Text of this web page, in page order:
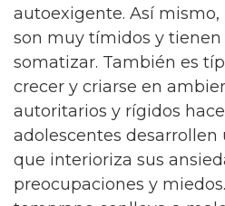
autoexigente. Así
son muy tímidos y tienen
somatizar. También es
crecer y criarse en
autoritarios y rígidos
adolescentes desarrollen
que interioriza sus
preocupaciones y